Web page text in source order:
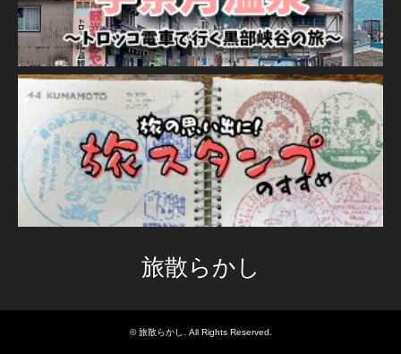
旅散らかし
©旅散らかし . All Rights Reserved.